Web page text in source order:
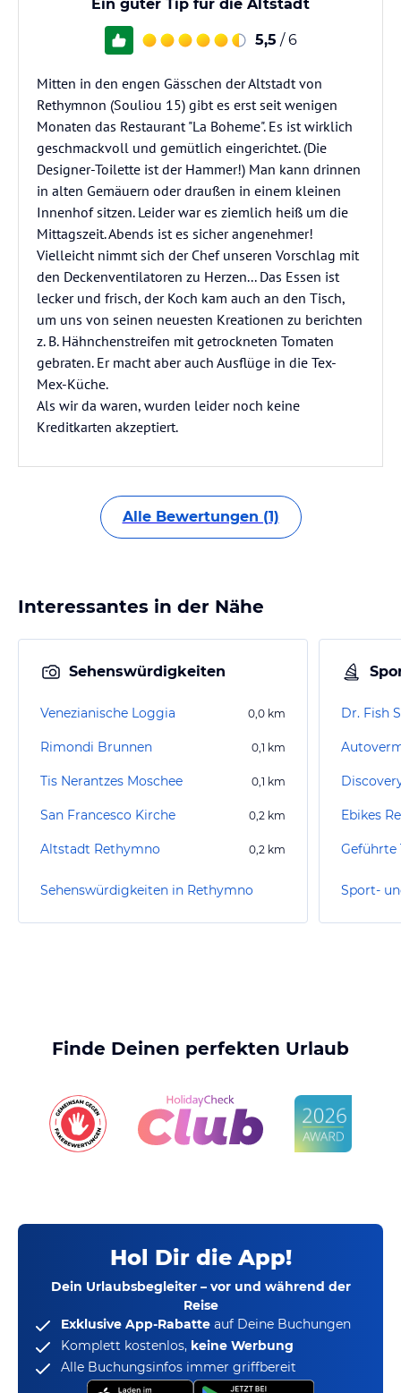
Ein guter Tip für die Altstadt
5,5 / 6
Mitten in den engen Gässchen der Altstadt von
Rethymnon (Souliou 15) gibt es erst seit wenigen
Monaten das Restaurant "La Boheme". Es ist wirklich
geschmackvoll und gemütlich eingerichtet. (Die
Designer-Toilette ist der Hammer!) Man kann drinnen
in alten Gemäuern oder draußen in einem kleinen
Innenhof sitzen. Leider war es ziemlich heiß um die
Mittagszeit. Abends ist es sicher angenehmer!
Vielleicht nimmt sich der Chef unseren Vorschlag mit
den Deckenventilatoren zu Herzen... Das Essen ist
lecker und frisch, der Koch kam auch an den Tisch,
um uns von seinen neuesten Kreationen zu berichten
z. B. Hähnchenstreifen mit getrockneten Tomaten
gebraten. Er macht aber auch Ausflüge in die Tex-
Mex-Küche.
Als wir da waren, wurden leider noch keine
Kreditkarten akzeptiert.
Alle Bewertungen (1)
Interessantes in der Nähe
Sehenswürdigkeiten
Venezianische Loggia 0,0 km
Rimondi Brunnen 0,1 km
Tis Nerantzes Moschee 0,1 km
San Francesco Kirche 0,2 km
Altstadt Rethymno 0,2 km
Sehenswürdigkeiten in Rethymno
Dr. Fish
Ebikes
Geführte
Finde Deinen perfekten Urlaub
Hol Dir die App!
Dein Urlaubsbegleiter – vor und während der
Reise
Exklusive App-Rabatte auf Deine Buchungen
Komplett kostenlos, keine Werbung
Alle Buchungsinfos immer griffbereit